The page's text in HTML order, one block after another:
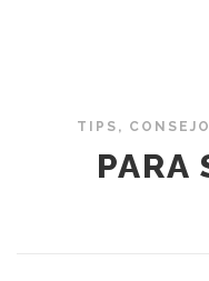
TIPS,
PARA